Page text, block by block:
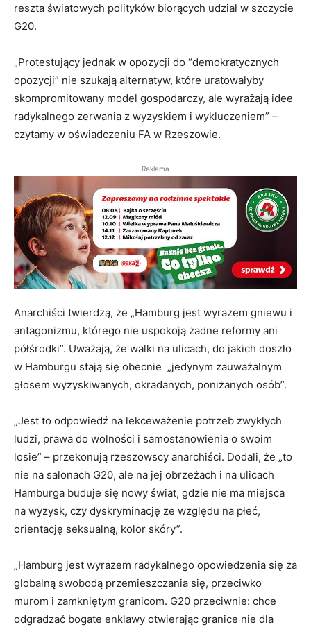
reszta światowych polityków biorących udział w szczycie
G20.
„Protestujący jednak w opozycji do “demokratycznych
opozycji” nie szukają alternatyw, które uratowałyby
skompromitowany model gospodarczy, ale wyrażają idee
radykalnego zerwania z wyzyskiem i wykluczeniem” –
czytamy w oświadczeniu FA w Rzeszowie.
Reklama
Anarchiści twierdzą, że „Hamburg jest wyrazem gniewu i
antagonizmu, którego nie uspokoją żadne reformy ani
półśrodki”. Uważają, że walki na ulicach, do jakich doszło
w Hamburgu stają się obecnie „jedynym zauważalnym
głosem wyzyskiwanych, okradanych, poniżanych osób”.
„Jest to odpowiedź na lekceważenie potrzeb zwykłych
ludzi, prawa do wolności i samostanowienia o swoim
losie” – przekonują rzeszowscy anarchiści. Dodali, że „to
nie na salonach G20, ale na jej obrzeżach i na ulicach
Hamburga buduje się nowy świat, gdzie nie ma miejsca
na wyzysk, czy dyskryminację ze względu na płeć,
orientację seksualną, kolor skóry”.
„Hamburg jest wyrazem radykalnego opowiedzenia się za
globalną swobodą przemieszczania się, przeciwko
murom i zamkniętym granicom. G20 przeciwnie: chce
odgradzać bogate enklawy otwierając granice nie dla